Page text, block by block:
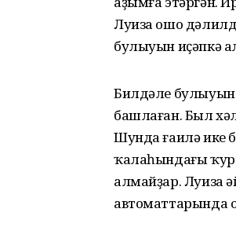
Луиза ошо
булыуын иҫәпкә
Билдәле
башлаған. Был
Шунда ғаилә ике
ҡалаһындағы
алмайҙар. Луиза
автоматтарында